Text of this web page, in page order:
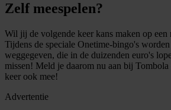
Zelf meespelen?
Wil jij de volgende keer kans maken op een
Tijdens de speciale Onetime-bingo's
weggegeven, die in de duizenden euro's
missen! Meld je daarom nu aan bij Tombola
keer ook mee!
Advertentie